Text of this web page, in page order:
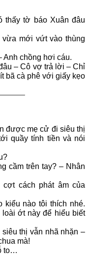
thấy tờ báo Xuân đâu
mới vứt vào thùng
Anh chồng hơi cáu.
– Cô vợ trả lời – Chỉ
bã cà phê với giấy kẹo
được mẹ cử đi siêu thị
quầy tính tiền và nói
cầm trên tay? – Nhân
cách phát âm của
kiểu nào tôi thích nhé.
ớt này để hiểu biết
thị vẫn nhã nhặn –
mà!
to…